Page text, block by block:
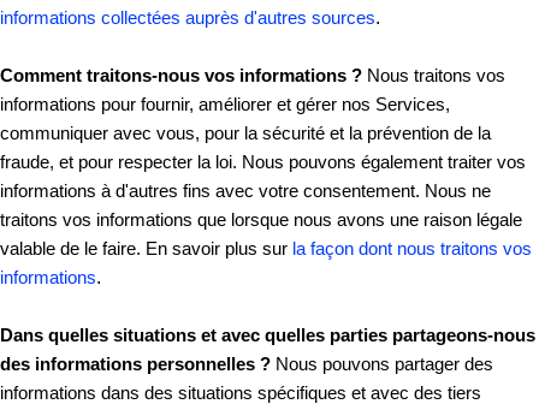
informations collectées auprès d'autres sources.
Comment traitons-nous vos informations ? Nous traitons vos
informations pour fournir, améliorer et gérer nos Services,
communiquer avec vous, pour la sécurité et la prévention de la
fraude, et pour respecter la loi. Nous pouvons également traiter vos
informations à d'autres fins avec votre consentement. Nous ne
traitons vos informations que lorsque nous avons une raison légale
valable de le faire. En savoir plus sur la façon dont nous traitons vos
informations.
Dans quelles situations et avec quelles parties partageons-nous
des informations personnelles ? Nous pouvons partager des
informations dans des situations spécifiques et avec des tiers